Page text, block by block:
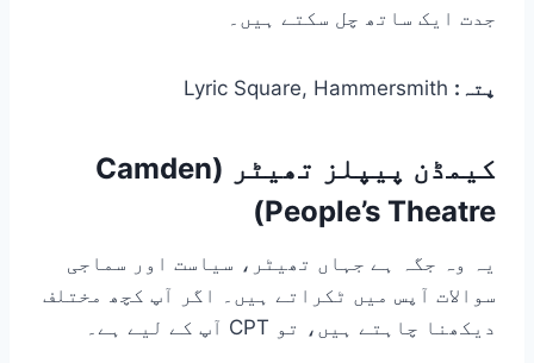
جدت ایک ساتھ چل سکتے ہیں۔
پتہ:
کیمڈن پیپلز تھیٹر (Camden
People’s Theatre)
یہ وہ جگہ ہے جہاں تھیٹر، سیاست اور سماجی
سوالات آپس میں ٹکراتے ہیں۔ اگر آپ کچھ مختلف
دیکھنا چاہتے ہیں، تو CPT آپ کے لیے ہے۔